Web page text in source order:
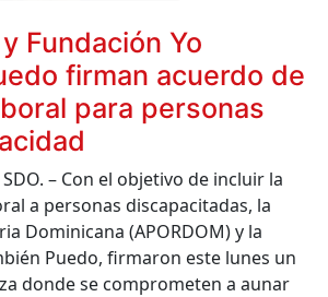
Fundación Yo
firman acuerdo de
para personas
– Con el objetivo de incluir la
a personas discapacitadas, la
Dominicana (APORDOM) y la
Puedo, firmaron este lunes un
donde se comprometen a aunar